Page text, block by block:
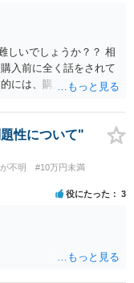
しいでしょうか？？ 相
入前に全く話をされて
には、購入したのであ
性について"
不明
#10万円未満
役にたった 3